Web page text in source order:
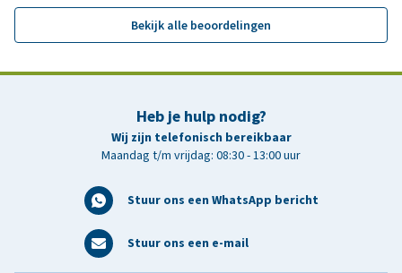
Bekijk alle beoordelingen
Heb je hulp nodig?
Wij zijn telefonisch bereikbaar
Maandag t/m vrijdag: 08:30 - 13:00 uur
Stuur ons een WhatsApp bericht
Stuur ons een e-mail